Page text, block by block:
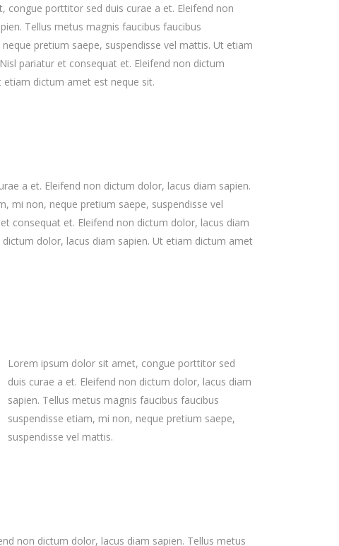
congue porttitor sed duis curae a et. Eleifend non
Tellus metus magnis faucibus faucibus
pretium saepe, suspendisse vel mattis. Ut etiam
pariatur et consequat et. Eleifend non dictum
etiam dictum amet est neque sit.
a et. Eleifend non dictum dolor, lacus diam sapien.
mi non, neque pretium saepe, suspendisse vel
consequat et. Eleifend non dictum dolor, lacus diam
dolor, lacus diam sapien. Ut etiam dictum amet
Lorem ipsum dolor sit amet, congue porttitor sed
duis curae a et. Eleifend non dictum dolor, lacus diam
sapien. Tellus metus magnis faucibus faucibus
suspendisse etiam, mi non, neque pretium saepe,
suspendisse vel mattis.
non dictum dolor, lacus diam sapien. Tellus metus